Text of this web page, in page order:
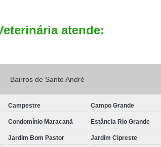
atende:
Bairros de Santo André
Campestre Campo Grande
Condomínio Maracanã Estância Rio Grande
Jardim Bom Pastor Jardim Cipreste